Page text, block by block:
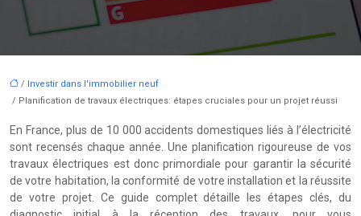
/ Investir dans l'immobilier neuf
/ Planification de travaux électriques: étapes cruciales pour un projet réussi
En France, plus de 10 000 accidents domestiques liés à l’électricité
sont recensés chaque année. Une planification rigoureuse de vos
travaux électriques est donc primordiale pour garantir la sécurité
de votre habitation, la conformité de votre installation et la réussite
de votre projet. Ce guide complet détaille les étapes clés, du